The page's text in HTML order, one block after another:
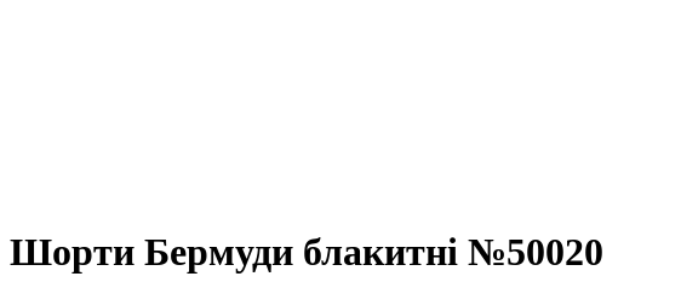
Шорти Бермуди блакитні №50020